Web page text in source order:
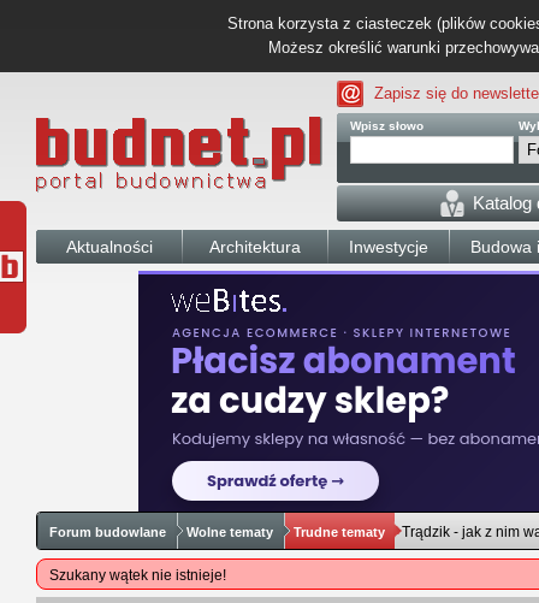
Strona korzysta z ciasteczek (plików
Możesz określić warunki
Zapisz się do
Wpisz słowo
Katalog
Aktualności Architektura Inwestycje Budowa
Forum budowlane Wolne tematy Trudne tematy Trądzik - jak z nim
Szukany wątek nie istnieje!